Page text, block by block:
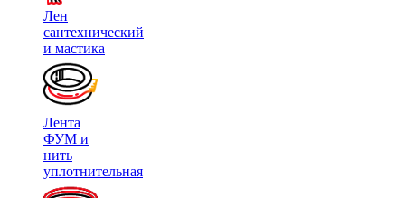
Лен
сантехнический
и мастика
Лента
ФУМ и
нить
уплотнительная